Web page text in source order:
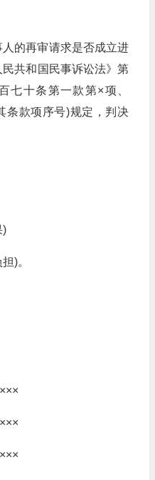
的再审请求是否成立进
共和国民事诉讼法》第
七十条第一款第×项、
款项序号)规定，判决
)
)。